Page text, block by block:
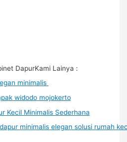
DapurKami Lainya :
minimalis
widodo mojokerto
Kecil Minimalis Sederhana
minimalis elegan solusi rumah